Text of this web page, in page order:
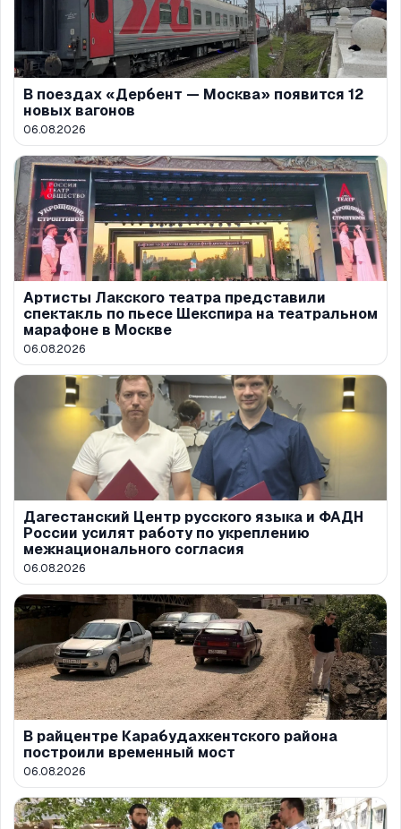
В поездах «Дербент — Москва» появится 12
новых вагонов
06.08.2026
Артисты Лакского театра представили
спектакль по пьесе Шекспира на театральном
марафоне в Москве
06.08.2026
Дагестанский Центр русского языка и ФАДН
России усилят работу по укреплению
межнационального согласия
06.08.2026
В райцентре Карабудахкентского района
построили временный мост
06.08.2026